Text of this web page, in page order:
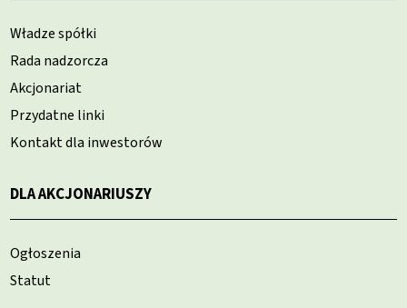
Władze spółki
Rada nadzorcza
Akcjonariat
Przydatne linki
Kontakt dla inwestorów
DLA AKCJONARIUSZY
Ogłoszenia
Statut